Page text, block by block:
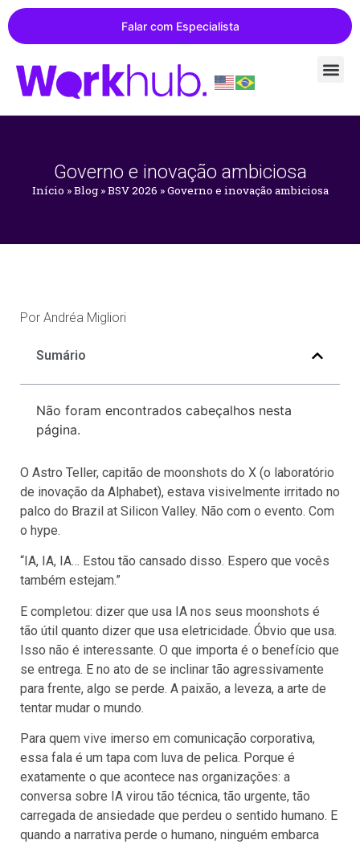
Falar com Especialista
Governo e inovação ambiciosa
Início »Blog»BSV 2026 »Governo e inovação ambiciosa
Por Andréa Migliori
Sumário
Não foram encontrados cabeçalhos nesta
página.
O Astro Teller, capitão de moonshots do X (o laboratório
de inovação da Alphabet), estava visivelmente irritado no
palco do Brazil at Silicon Valley. Não com o evento. Com
o hype.
“IA, IA, IA… Estou tão cansado disso. Espero que vocês
também estejam.”
E completou: dizer que usa IA nos seus moonshots é
tão útil quanto dizer que usa eletricidade. Óbvio que usa.
Isso não é interessante. O que importa é o benefício que
se entrega. E no ato de se inclinar tão agressivamente
para frente, algo se perde. A paixão, a leveza, a arte de
tentar mudar o mundo.
Para quem vive imerso em comunicação corporativa,
essa fala é um tapa com luva de pelica. Porque é
exatamente o que acontece nas organizações: a
conversa sobre IA virou tão técnica, tão urgente, tão
carregada de ansiedade que perdeu o sentido humano. E
quando a narrativa perde o humano, ninguém embarca